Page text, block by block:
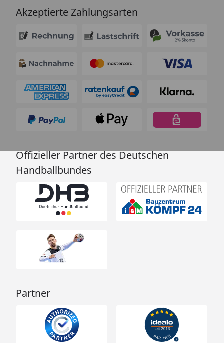
Akzeptierte Zahlungsarten
Offizieller Partner des Deutschen
Handballbundes
Partner